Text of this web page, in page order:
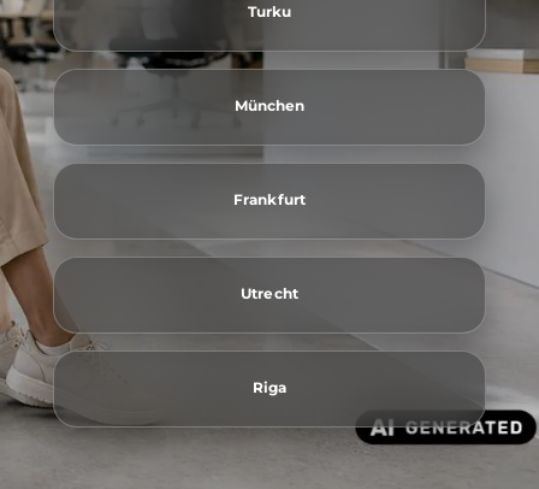
Turku
München
Frankfurt
Utrecht
Riga